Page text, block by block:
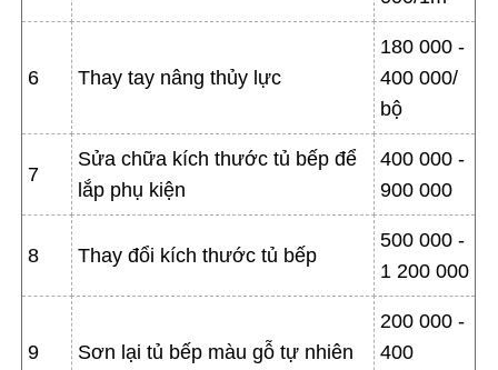
6 Thay tay nâng thủy lực
180 000 -
400 000/
bộ
7
Sửa chữa kích thước tủ bếp để
lắp phụ kiện
400 000 -
900 000
8 Thay đổi kích thước tủ bếp
500 000 -
1 200 000
9 Sơn lại tủ bếp màu gỗ tự nhiên
200 000 -
400